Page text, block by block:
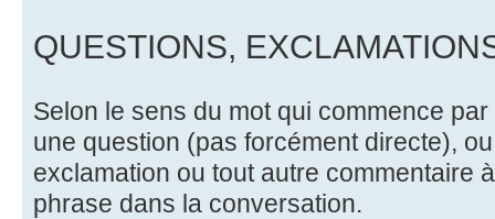
QUESTIONS,
Selon le sens du mot qui commence
une question (pas forcément directe),
exclamation ou tout autre commentaire
phrase dans la conversation.